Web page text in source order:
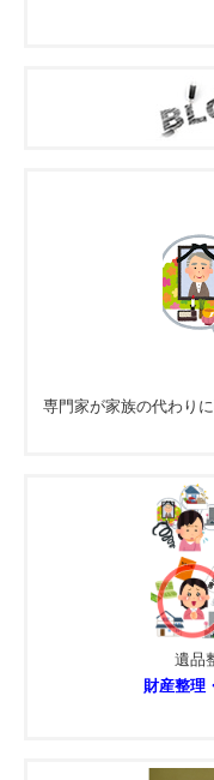
専門家が家族の代わり
遺品
財産整理